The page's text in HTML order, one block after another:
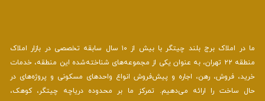
ما در املاک برج بلند چیتگر با بیش از ۱۰ سال سابقه تخصصی در بازار املاک
منطقه ۲۲ تهران، به عنوان یکی از مجموعه‌های شناخته‌شده این منطقه، خدمات
خرید، فروش، رهن، اجاره و پیش‌فروش انواع واحدهای مسکونی و پروژه‌های در
حال ساخت را ارائه می‌دهیم. تمرکز ما بر محدوده دریاچه چیتگر، کوهک،